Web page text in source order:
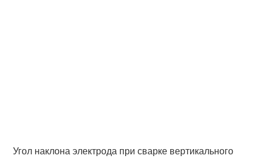
Угол наклона электрода при сварке вертикального